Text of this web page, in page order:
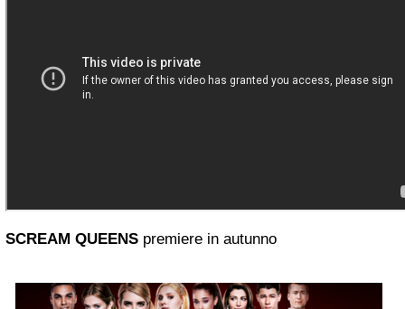
SCREAM QUEENS premiere in autunno